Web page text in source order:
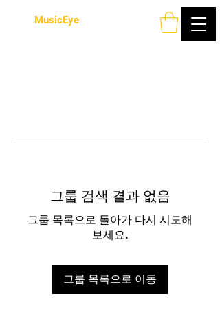
MusicEye
그룹 검색 결과 없음
그룹 목록으로 돌아가 다시 시도해
보세요.
그룹 목록으로 이동